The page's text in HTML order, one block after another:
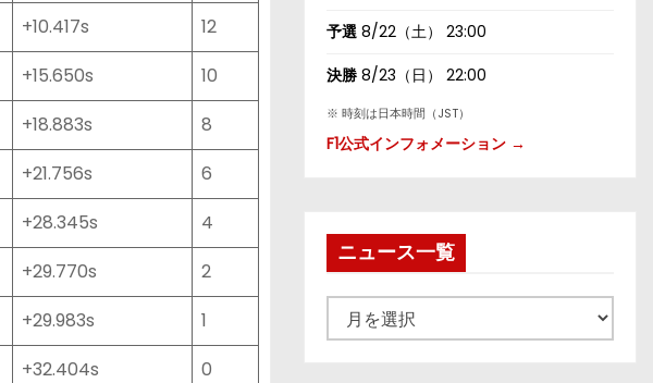
+10.417s
12
+15.650s
10
+18.883s
8
+21.756s
6
+28.345s
4
+29.770s
2
+29.983s
1
+32.404s
0
予選 8/22（土） 23:00
決勝 8/23（日） 22:00
※ 時刻は日本時間（JST）
F1公式インフォメーション →
ニュース一覧
ュ